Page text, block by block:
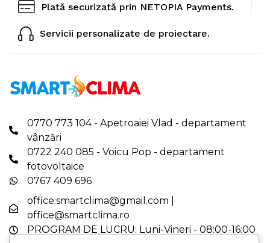
Plată securizată prin NETOPIA Payments.
Servicii personalizate de proiectare.
0770 773 104 - Apetroaiei Vlad - departament
vânzări
0722 240 085 - Voicu Pop - departament
fotovoltaice
0767 409 696
office.smartclima@gmail.com
office@smartclima.ro
PROGRAM DE LUCRU: Luni-Vineri - 08:00-16:00